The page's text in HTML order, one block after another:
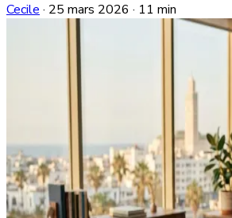
Cecile · 25 mars 2026 · 11 min